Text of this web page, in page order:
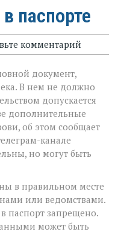
паспорте
комментарий
документ,
В нем не должно
допускается
дополнительные
об этом сообщает
канале
но могут быть
в правильном месте
или ведомствами.
паспорт запрещено.
может быть